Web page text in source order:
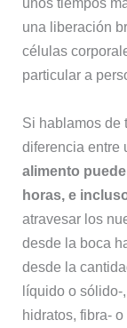
una liberación
células
particular a
Si hablamos de
diferencia entre
alimento
horas, e
atravesar los
desde la boca
desde la
líquido o sólido-
hidratos, fibra-